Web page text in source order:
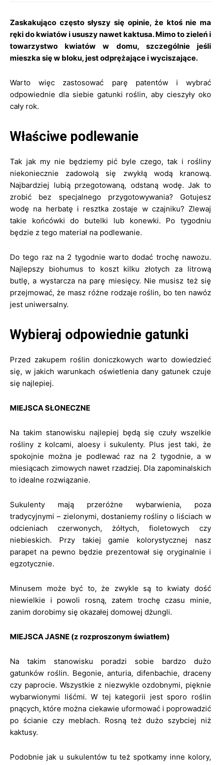
Zaskakująco często słyszy się opinie, że ktoś nie ma
ręki do kwiatów i ususzy nawet kaktusa. Mimo to zieleń i
towarzystwo kwiatów w domu, szczególnie jeśli
mieszka się w bloku, jest odprężające i wyciszające.
Warto więc zastosować parę patentów i wybrać
odpowiednie dla siebie gatunki roślin, aby cieszyły oko
cały rok.
Właściwe podlewanie
Tak jak my nie będziemy pić byle czego, tak i rośliny
niekoniecznie zadowolą się zwykłą wodą kranową.
Najbardziej lubią przegotowaną, odstaną wodę. Jak to
zrobić bez specjalnego przygotowywania? Gotujesz
wodę na herbatę i resztka zostaje w czajniku? Zlewaj
takie końcówki do butelki lub konewki. Po tygodniu
będzie z tego materiał na podlewanie.
Do tego raz na 2 tygodnie warto dodać trochę nawozu.
Najlepszy biohumus to koszt kilku złotych za litrową
butlę, a wystarcza na parę miesięcy. Nie musisz też się
przejmować, że masz różne rodzaje roślin, bo ten nawóz
jest uniwersalny.
Wybieraj odpowiednie gatunki
Przed zakupem roślin doniczkowych warto dowiedzieć
się, w jakich warunkach oświetlenia dany gatunek czuje
się najlepiej.
MIEJSCA SŁONECZNE
Na takim stanowisku najlepiej będą się czuły wszelkie
rośliny z kolcami, aloesy i sukulenty. Plus jest taki, że
spokojnie można je podlewać raz na 2 tygodnie, a w
miesiącach zimowych nawet rzadziej. Dla zapominalskich
to idealne rozwiązanie.
Sukulenty mają przeróżne wybarwienia, poza
tradycyjnymi – zielonymi, dostaniemy rośliny o liściach w
odcieniach czerwonych, żółtych, fioletowych czy
niebieskich. Przy takiej gamie kolorystycznej nasz
parapet na pewno będzie prezentował się oryginalnie i
egzotycznie.
Minusem może być to, że zwykle są to kwiaty dość
niewielkie i powoli rosną, zatem trochę czasu minie,
zanim dorobimy się okazałej domowej dżungli.
MIEJSCA JASNE (z rozproszonym światłem)
Na takim stanowisku poradzi sobie bardzo dużo
gatunków roślin. Begonie, anturia, difenbachie, draceny
czy paprocie. Wszystkie z niezwykle ozdobnymi, pięknie
wybarwionymi liśćmi. W tej kategorii jest sporo roślin
pnących, które można ciekawie uformować i poprowadzić
po ścianie czy meblach. Rosną też dużo szybciej niż
kaktusy.
Podobnie jak u sukulentów tu też spotkamy inne kolory,